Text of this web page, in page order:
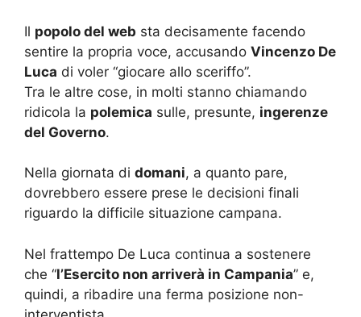
Il popolo del web sta decisamente facendo
sentire la propria voce, accusando Vincenzo De
Luca di voler “giocare allo sceriffo”.
Tra le altre cose, in molti stanno chiamando
ridicola la polemica sulle, presunte, ingerenze
del Governo.
Nella giornata di domani, a quanto pare,
dovrebbero essere prese le decisioni finali
riguardo la difficile situazione campana.
Nel frattempo De Luca continua a sostenere
che “l’Esercito non arriverà in Campania” e,
quindi, a ribadire una ferma posizione non-